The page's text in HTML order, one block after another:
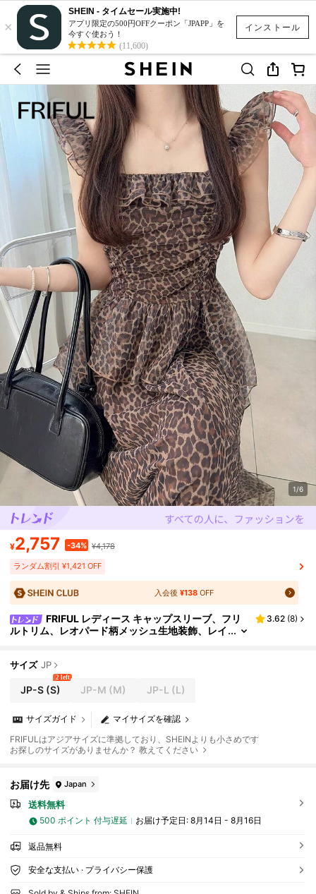
インストール
×
SHEIN - タイムセール実施中!
アプリ限定の500円OFFクーポン「JPAPP」を
今すぐ使おう！
(11,600)
1/6
¥2,757 -34% ¥4,178
ランダム割引 ¥1,421 OFF
入会後 ¥138OFF
FRIFUL レディース キャップスリーブ、フリ
ルトリム、レオパード柄メッシュ生地装飾、レイ
ト
3.62 (8)
サイズ JP
JP-S(S)
2 left
JP-M (M) JP-L (L)
マイサイズを確認
サイズガイド
FRIFULはアジアサイズに準拠しており、SHEINよりも小さめです
お探しのサイズがありませんか？ 教えてください
お届け先 Japan
送料無料
500 ポイント 付与遅延 お届け予定日: 8月14日 - 8月16日
返品無料
安全な支払い · プライバシー保護